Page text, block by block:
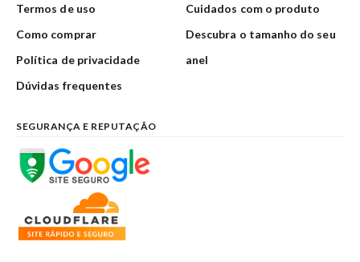
Termos de uso
Como comprar
Política de privacidade
Dúvidas frequentes
Cuidados com o produto
Descubra o tamanho do seu
anel
SEGURANÇA E REPUTAÇÃO